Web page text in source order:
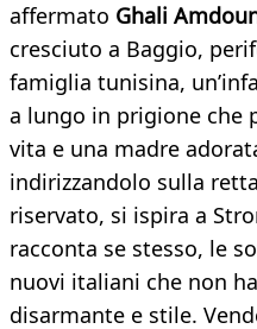
affermato Ghali
cresciuto a Baggio,
famiglia tunisina,
a lungo in prigione che
vita e una madre
indirizzandolo sulla
riservato, si ispira a
racconta se stesso, le
nuovi italiani che non
disarmante e stile.